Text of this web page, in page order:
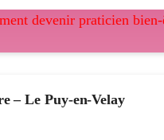
– Le Puy-en-Velay